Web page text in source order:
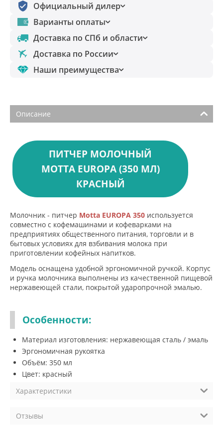
Официальный дилер
Варианты оплаты
Доставка по СПб и области
Доставка по России
Наши преимущества
Описание
ПИТЧЕР МОЛОЧНЫЙ
MOTTA EUROPA (350 МЛ)
КРАСНЫЙ
Молочник - питчер Motta EUROPA 350 используется
совместно с кофемашинами и кофеварками на
предприятиях общественного питания, торговли и в
бытовых условиях для взбивания молока при
приготовлении кофейных напитков.
Модель оснащена удобной эргономичной ручкой. Корпус
и ручка молочника выполнены из качественной пищевой
нержавеющей стали, покрытой ударопрочной эмалью.
Особенности:
Материал изготовления: нержавеющая сталь / эмаль
Эргономичная рукоятка
Объём: 350 мл
Цвет: красный
Характеристики
Отзывы